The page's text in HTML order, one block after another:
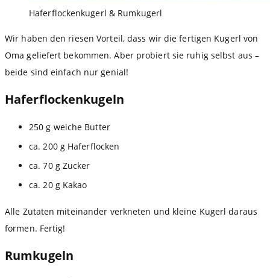
Haferflockenkugerl & Rumkugerl
Wir haben den riesen Vorteil, dass wir die fertigen Kugerl von
Oma geliefert bekommen. Aber probiert sie ruhig selbst aus –
beide sind einfach nur genial!
Haferflockenkugeln
250 g weiche Butter
ca. 200 g Haferflocken
ca. 70 g Zucker
ca. 20 g Kakao
Alle Zutaten miteinander verkneten und kleine Kugerl daraus
formen. Fertig!
Rumkugeln